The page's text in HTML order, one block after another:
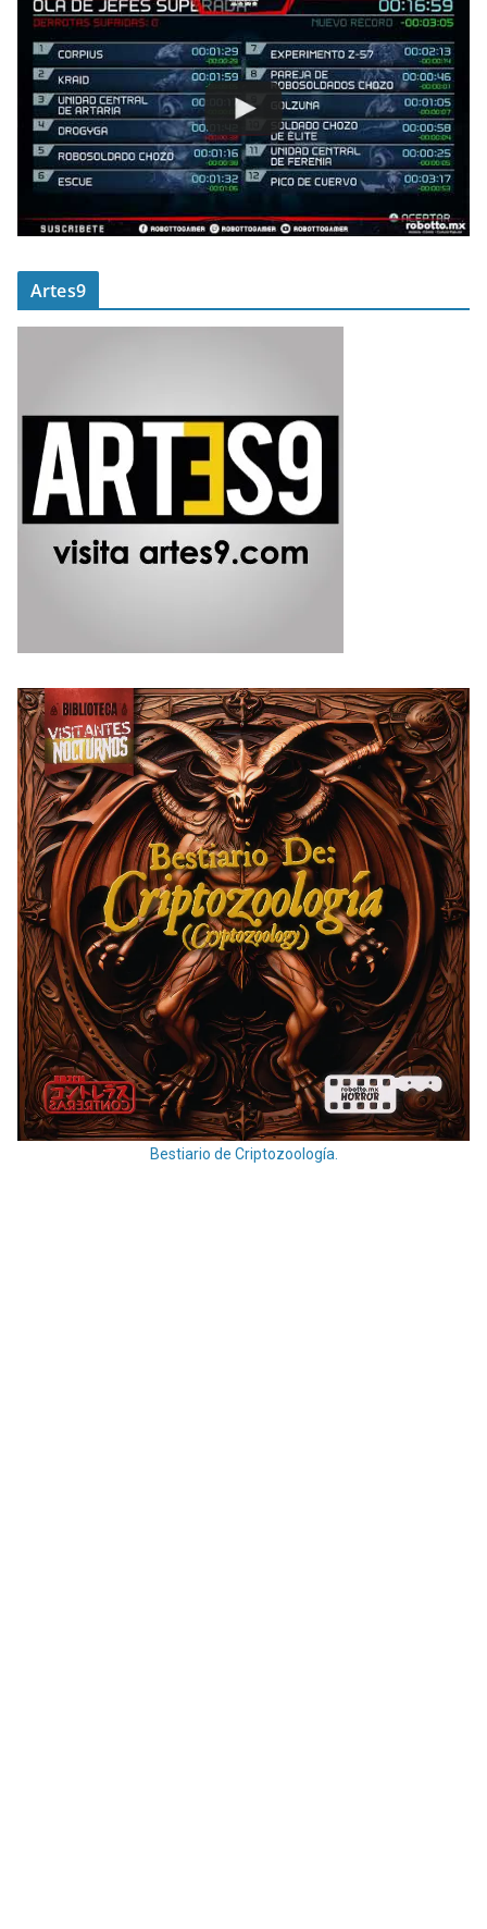
Artes9
Bestiario de Criptozoología.